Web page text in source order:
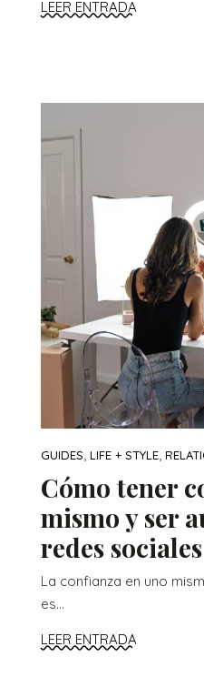
LEER ENTRADA
GUIDES LIFE + STYLE
Cómo tener
mismo y ser
redes sociales
La confianza en uno
es...
LEER ENTRADA